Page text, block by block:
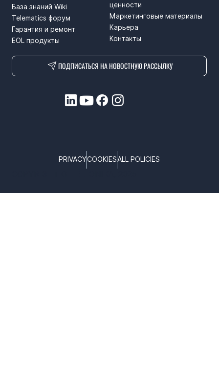
ценности
Маркетинговые материалы
Карьера
Контакты
База знаний Wiki
Telematics форум
Гарантия и ремонт
EOL продукты
ПОДПИСАТЬСЯ НА НОВОСТНУЮ РАССЫЛКУ
PRIVACYCOOKIESALL POLICIES